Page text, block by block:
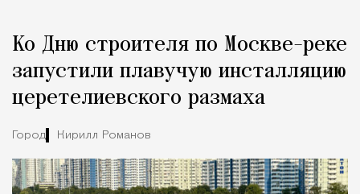
Город
Ко Дню строителя по Москве-реке
запустили плавучую инсталляцию
церетелиевского размаха
Город Кирилл Романов